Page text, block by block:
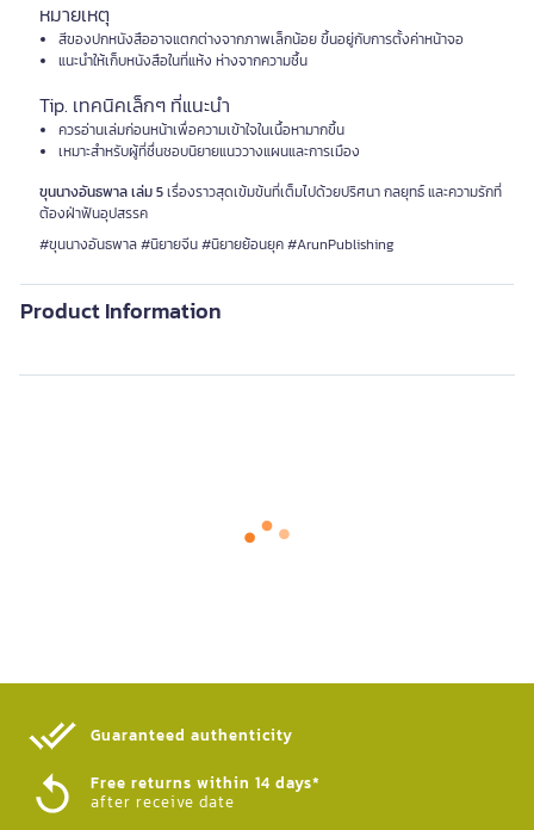
หมายเหตุ
สีของปกหนังสืออาจแตกต่างจากภาพเล็กน้อย ขึ้นอยู่กับการตั้งค่าหน้าจอ
แนะนำให้เก็บหนังสือในที่แห้ง ห่างจากความชื้น
Tip. เทคนิคเล็กๆ ที่แนะนำ
ควรอ่านเล่มก่อนหน้าเพื่อความเข้าใจในเนื้อหามากขึ้น
เหมาะสำหรับผู้ที่ชื่นชอบนิยายแนววางแผนและการเมือง
ขุนนางอันธพาล เล่ม 5เรื่องราวสุดเข้มข้นที่เต็มไปด้วยปริศนา กลยุทธ์ และความรักที่
ต้องฝ่าฟันอุปสรรค
#ขุนนางอันธพาล #นิยายจีน #นิยายย้อนยุค #ArunPublishing
Product Information
Guaranteed authenticity​
Free returns within 14 days*
after receive date